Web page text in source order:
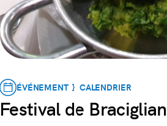
ÉVÉNEMENT } CALENDRIER
Festival de